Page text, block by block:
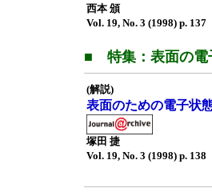
西本 頒
Vol. 19, No. 3 (1998) p. 137
■ 特集：表面の電
(解説)
表面のための電子状
塚田 捷
Vol. 19, No. 3 (1998) p. 138